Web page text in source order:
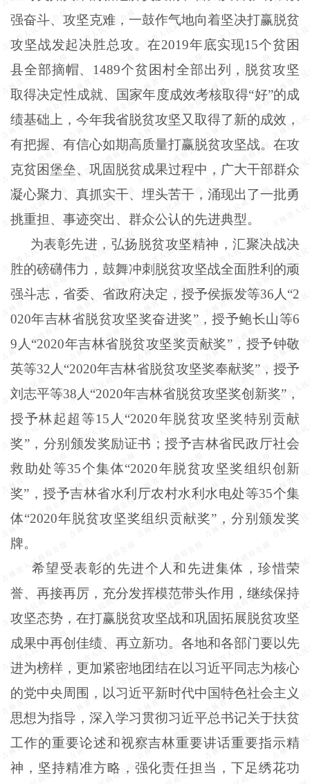
强奋斗、攻坚克难，一鼓作气地向着坚决打赢脱贫
攻坚战发起决胜总攻。在2019年底实现15个贫困
县全部摘帽、 1489个贫困村全部出列，脱贫攻坚
取得决定性成就、国家年度成效考核取得“好”的成
绩基础上，今年我省脱贫攻坚又取得了新的成效，
有把握、有信心如期高质量打赢脱贫攻坚战。在攻
克贫困堡垒、巩固脱贫成果过程中，广大干部群众
凝心聚力、真抓实干、埋头苦干，涌现出了一批勇
挑重担、事迹突出、群众公认的先进典型。
为表彰先进，弘扬脱贫攻坚精神，汇聚决战决
胜的磅礴伟力，鼓舞冲刺脱贫攻坚战全面胜利的顽
强斗志，省委、省政府决定，授予侯振发等36 人“2
020年吉林省脱贫攻坚奖奋进奖”，授予鲍长山等6
9 人“2020年吉林省脱贫攻坚奖贡献奖”，授予钟敬
英等32 人“2020年吉林省脱贫攻坚奖奉献奖”，授予
刘志平等38 人“2020年吉林省脱贫攻坚奖创新奖”，
授予林起超等15 人“2020年脱贫攻坚奖特别贡献
奖”，分别颁发奖励证书；授予吉林省民政厅社会
救助处等35个集体“2020年脱贫攻坚奖组织创新
奖”，授予吉林省水利厅农村水利水电处等35个集
体“2020年脱贫攻坚奖组织贡献奖”，分别颁发奖
牌。
希望受表彰的先进个人和先进集体，珍惜荣
誉、再接再厉，充分发挥模范带头作用，继续保持
攻坚态势，在打赢脱贫攻坚战和巩固拓展脱贫攻坚
成果中再创佳绩、再立新功。各地和各部门要以先
进为榜样，更加紧密地团结在以习近平同志为核心
的党中央周围，以习近平新时代中国特色社会主义
思想为指导，深入学习贯彻习近平总书记关于扶贫
工作的重要论述和视察吉林重要讲话重要指示精
神，坚持精准方略，强化责任担当，下足绣花功